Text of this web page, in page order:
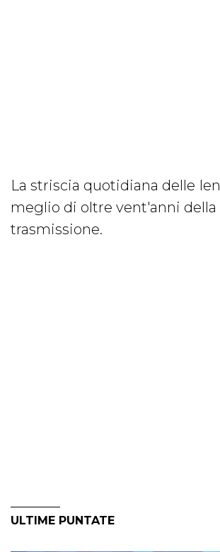
La striscia quotidiana delle
meglio di oltre vent'anni della
trasmissione.
ULTIME PUNTATE